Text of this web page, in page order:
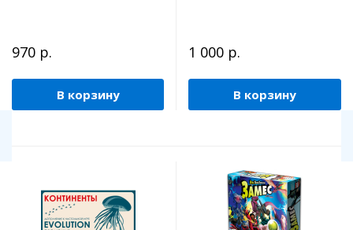
970 р.
В корзину
1 000 р.
В корзину